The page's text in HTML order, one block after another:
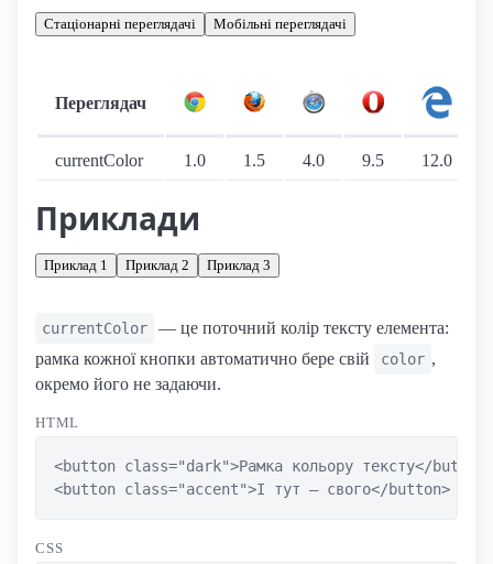
Стаціонарні переглядачі Мобільні переглядачі
Переглядач
currentColor 1.0 1.5 4.0 9.5 12.0
Приклади
Приклад 1 Приклад 2 Приклад 3
currentColor
— це поточний колір тексту елемента:
рамка кожної кнопки автоматично бере свій
color ,
окремо його не задаючи.
HTML
<button class="dark">Рамка кольору тексту</button>
<button class="accent">І тут — свого</button>
CSS